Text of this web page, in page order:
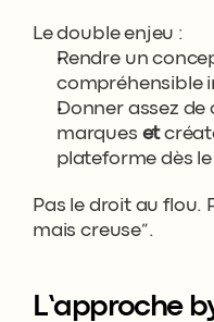
Le double enjeu :
Rendre un
compréhensible
Donner assez
marques et
plateforme dès
Pas le droit au flou.
mais creuse”.
L’approche